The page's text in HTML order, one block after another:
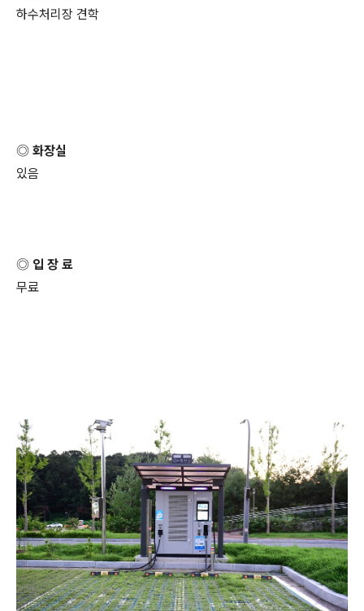
하수처리장 견학
◎ 화장실
있음
◎ 입 장 료
무료